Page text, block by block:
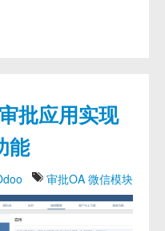
批应用实现
能
审批OA 微信模块